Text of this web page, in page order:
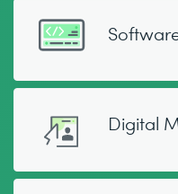
Digital